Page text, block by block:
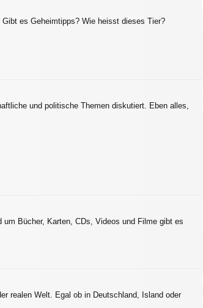
es Geheimtipps? Wie heisst dieses Tier?
und politische Themen diskutiert. Eben alles,
Bücher, Karten, CDs, Videos und Filme gibt es
realen Welt. Egal ob in Deutschland, Island oder